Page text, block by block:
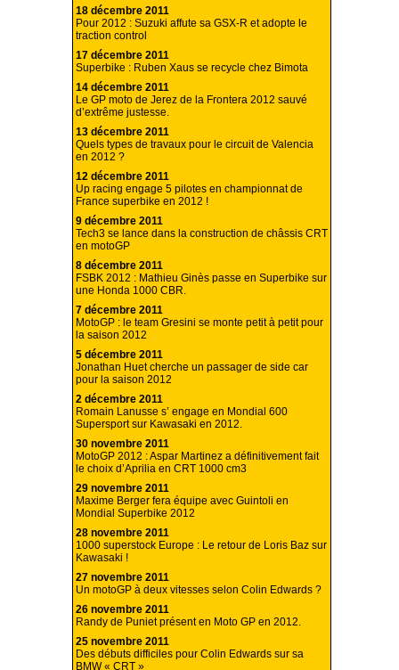
18 décembre 2011
Pour 2012 : Suzuki affute sa GSX-R et adopte le
traction control
17 décembre 2011
Superbike : Ruben Xaus se recycle chez Bimota
14 décembre 2011
Le GP moto de Jerez de la Frontera 2012 sauvé
d’extrême justesse.
13 décembre 2011
Quels types de travaux pour le circuit de Valencia
en 2012 ?
12 décembre 2011
Up racing engage 5 pilotes en championnat de
France superbike en 2012 !
9 décembre 2011
Tech3 se lance dans la construction de châssis CRT
en motoGP
8 décembre 2011
FSBK 2012 : Mathieu Ginès passe en Superbike sur
une Honda 1000 CBR.
7 décembre 2011
MotoGP : le team Gresini se monte petit à petit pour
la saison 2012
5 décembre 2011
Jonathan Huet cherche un passager de side car
pour la saison 2012
2 décembre 2011
Romain Lanusse s’ engage en Mondial 600
Supersport sur Kawasaki en 2012.
30 novembre 2011
MotoGP 2012 : Aspar Martinez a définitivement fait
le choix d’Aprilia en CRT 1000 cm3
29 novembre 2011
Maxime Berger fera équipe avec Guintoli en
Mondial Superbike 2012
28 novembre 2011
1000 superstock Europe : Le retour de Loris Baz sur
Kawasaki !
27 novembre 2011
Un motoGP à deux vitesses selon Colin Edwards ?
26 novembre 2011
Randy de Puniet présent en Moto GP en 2012.
25 novembre 2011
Des débuts difficiles pour Colin Edwards sur sa
BMW « CRT »